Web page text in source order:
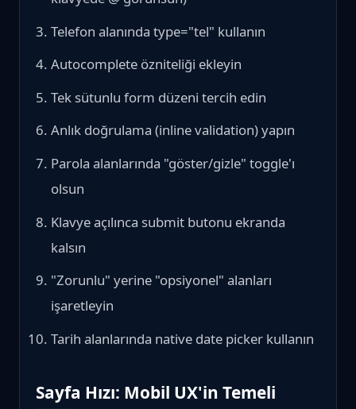
Telefon alanında type="tel" kullanın
Autocomplete özniteliği ekleyin
Tek sütunlu form düzeni tercih edin
Anlık doğrulama (inline validation) yapın
Parola alanlarında "göster/gizle" toggle'ı
olsun
Klavye açılınca submit butonu ekranda
kalsın
"Zorunlu" yerine "opsiyonel" alanları
işaretleyin
Tarih alanlarında native date picker kullanın
Sayfa Hızı: Mobil UX'in Temeli